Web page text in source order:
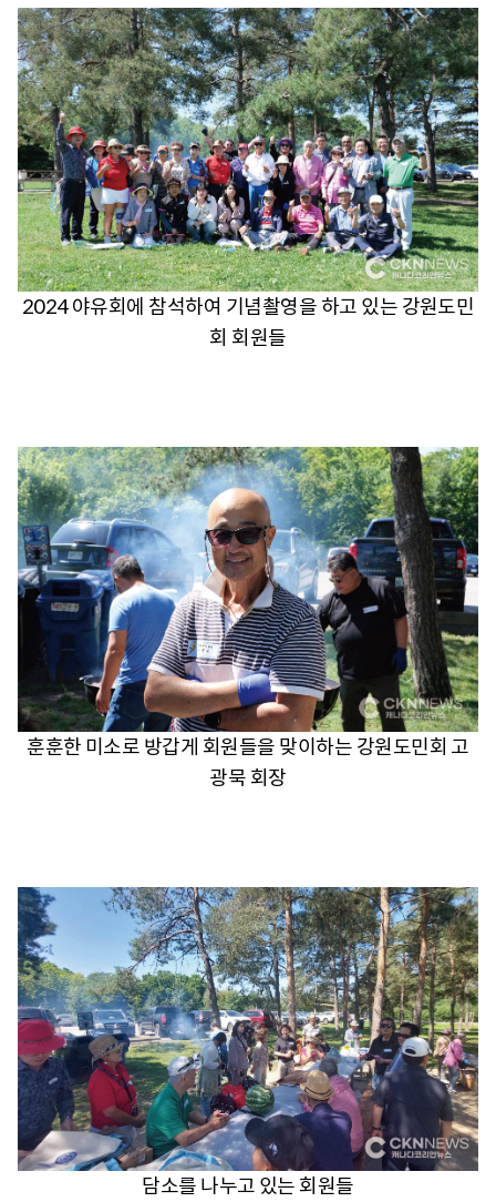
2024 야유회에 참석하여 기념촬영을 하고 있는 강원도민
회 회원들
훈훈한 미소로 방갑게 회원들을 맞이하는 강원도민회 고
광묵 회장
담소를 나누고 있는 회원들